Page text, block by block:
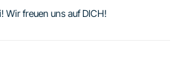
Wir freuen uns auf DICH!